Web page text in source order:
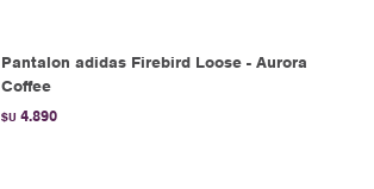
Pantalon adidas Firebird Loose - Aurora
Coffee
$U 4.890